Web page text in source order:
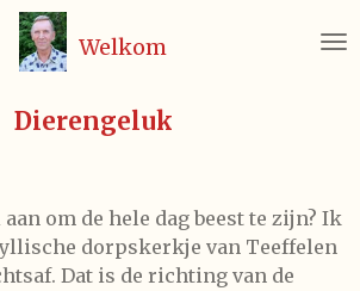
Welkom
Dierengeluk
om de hele dag beest te zijn? Ik
dorpskerkje van Teeffelen
Dat is de richting van de